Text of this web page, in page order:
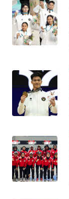
KARO
WN
SIMALUNGUN
WN
LABUHANBATU
TAPANULI
WN DELI
SERDANG